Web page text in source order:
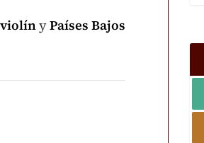
yPaíses Bajos